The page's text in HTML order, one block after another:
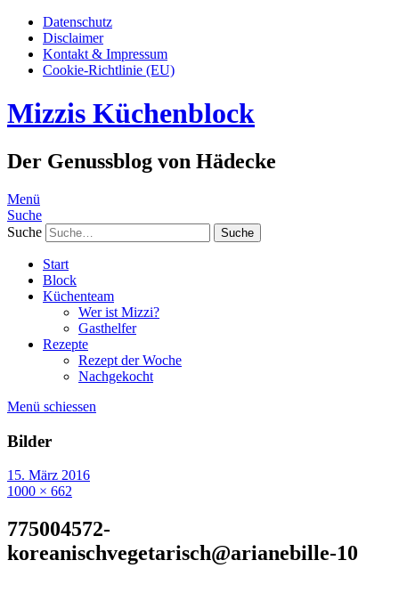
Datenschutz
Disclaimer
Kontakt & Impressum
Cookie-Richtlinie (EU)
Mizzis Küchenblock
Der Genussblog von Hädecke
Menü
Suche
Suche
Start
Block
Küchenteam
Wer ist Mizzi?
Gasthelfer
Rezepte
Rezept der Woche
Nachgekocht
Menü schiessen
Bilder
15. März 2016
1000 × 662
775004572-
koreanischvegetarisch@arianebille-10